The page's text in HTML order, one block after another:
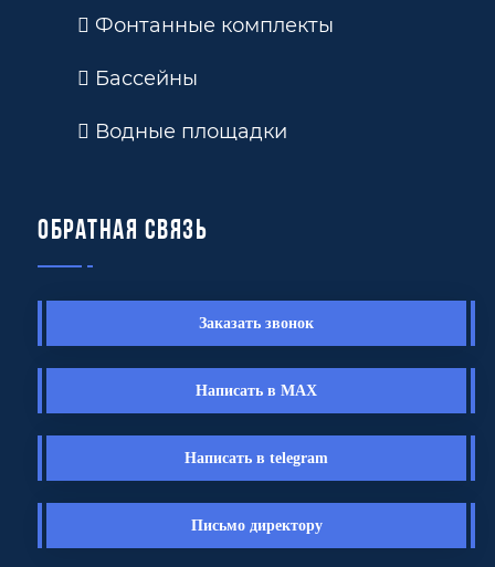
Фонтанные комплекты
Бассейны
Водные площадки
Обратная связь
Заказать звонок
Написать в MAX
Написать в telegram
Письмо директору